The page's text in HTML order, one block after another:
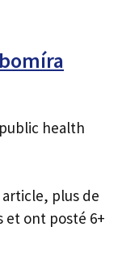
health
plus de
et ont posté 6+